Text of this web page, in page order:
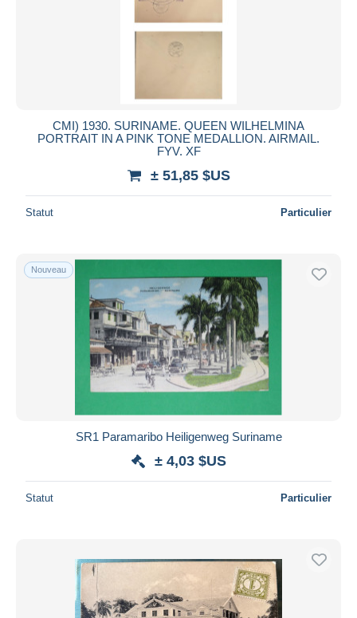
Maisons de vente
depuis
jours
Prix
Livraison gratuite
Méthodes de paiement
PayPal
Virement bancaire
Visa
Mastercard
iDeal
CMI) 1930. SURINAME. QUEEN WILHELMINA
PORTRAIT IN A PINK TONE MEDALLION. AIRMAIL.
FYV. XF
± 51,85 $US
Statut Particulier
Nouveau
SR1 Paramaribo Heiligenweg Suriname
± 4,03 $US
Statut Particulier